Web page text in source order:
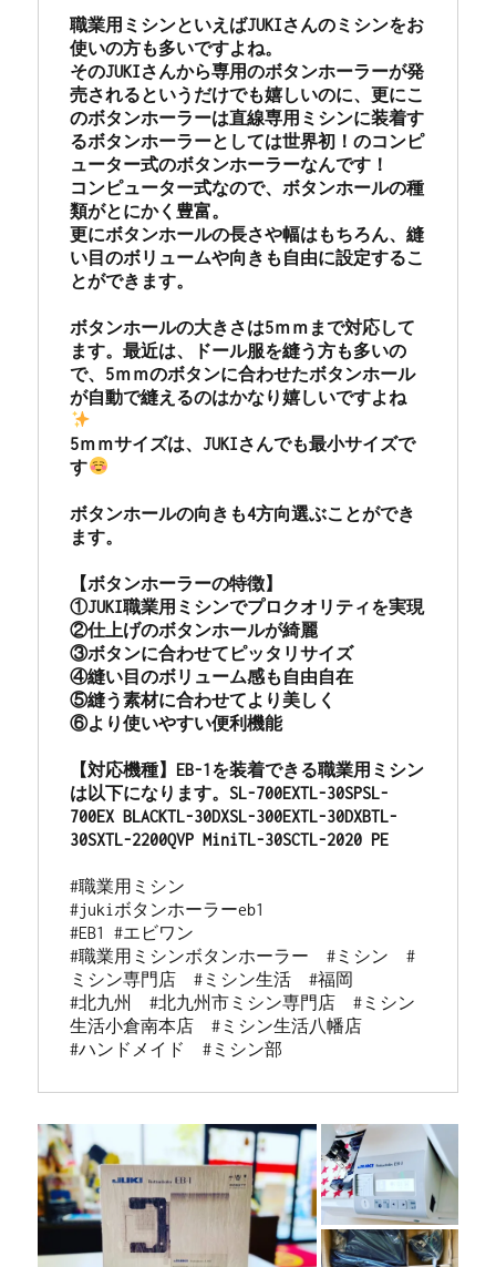
職業用ミシンといえばJUKIさんのミシンをお
使いの方も多いですよね。
そのJUKIさんから専用のボタンホーラーが発
売されるというだけでも嬉しいのに、更にこ
のボタンホーラーは直線専用ミシンに装着す
るボタンホーラーとしては世界初！のコンピ
ューター式のボタンホーラーなんです！
コンピューター式なので、ボタンホールの種
類がとにかく豊富。
更にボタンホールの長さや幅はもちろん、縫
い目のボリュームや向きも自由に設定するこ
とができます。
ボタンホールの大きさは5ｍｍまで対応して
ます。最近は、ドール服を縫う方も多いの
で、5ｍｍのボタンに合わせたボタンホール
が自動で縫えるのはかなり嬉しいですよね
5ｍｍサイズは、JUKIさんでも最小サイズで
す
ボタンホールの向きも4方向選ぶことができ
ます。
【ボタンホーラーの特徴】
①JUKI職業用ミシンでプロクオリティを実現
②仕上げのボタンホールが綺麗
③ボタンに合わせてピッタリサイズ
④縫い目のボリューム感も自由自在
⑤縫う素材に合わせてより美しく
⑥より使いやすい便利機能
【対応機種】EB-1を装着できる職業用ミシン
は以下になります。SL-700EXTL-30SPSL-
700EX BLACKTL-30DXSL-300EXTL-30DXBTL-
#職業用ミシン
#jukiボタンホーラーeb1
#EB1 #エビワン
#職業用ミシンボタンホーラー　#ミシン　#
ミシン専門店　#ミシン生活　#福岡
#北九州　#北九州市ミシン専門店　#ミシン
生活小倉南本店  #ミシン生活八幡店
#ハンドメイド　#ミシン部